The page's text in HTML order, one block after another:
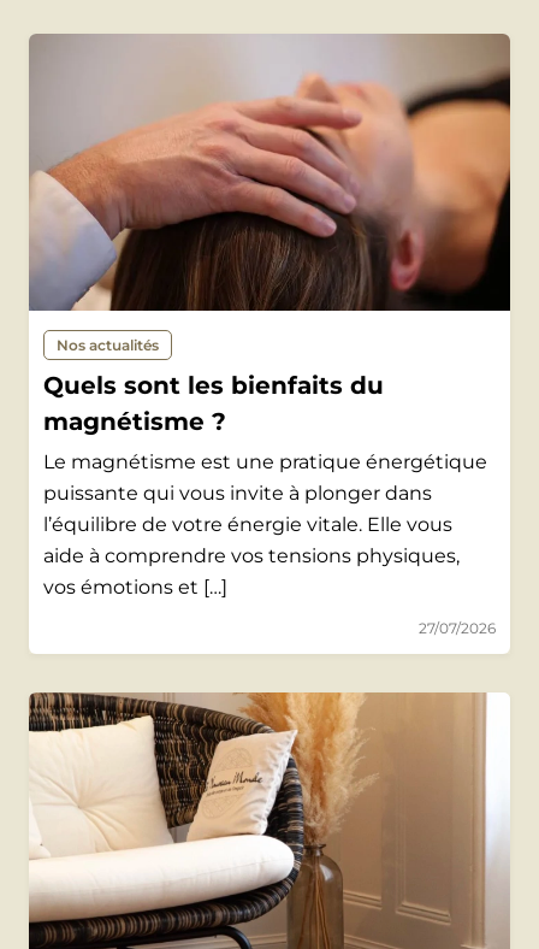
Nos actualités
Quels sont les bienfaits du
magnétisme ?
Le magnétisme est une pratique énergétique
puissante qui vous invite à plonger dans
l’équilibre de votre énergie vitale. Elle vous
aide à comprendre vos tensions physiques,
vos émotions et […]
27/07/2026